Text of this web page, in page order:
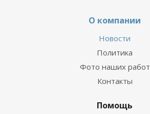
О компании
Новости
Политика
Фото наших работ
Контакты
Помощь